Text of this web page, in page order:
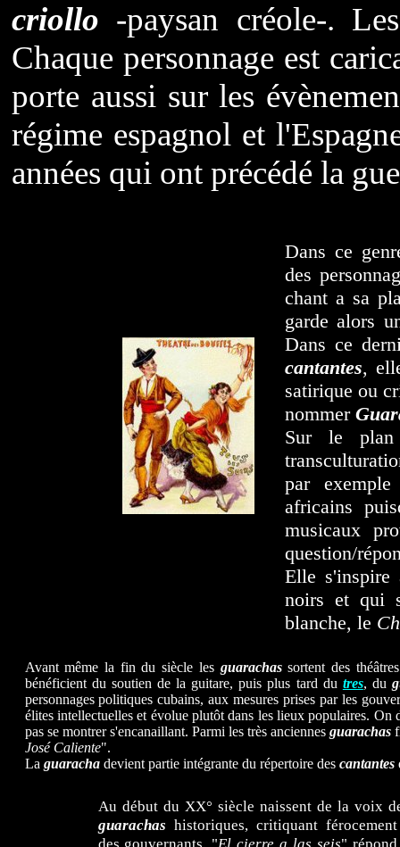
criollo -paysan créole-.
Chaque personnage est
porte aussi sur les
régime espagnol et
années qui ont précédé la
Dans ce
des
chant a sa
garde alors
Dans ce
cantantes,
satirique ou
nommer
Sur le
par
africains
musicaux
question/
Elle s'inspire
noirs et qui
blanche, le
Avant même la fin du siècle les guarachassortent des
bénéficient du soutien de la guitare, puis plus tard du tres, du
personnages politiques cubains, aux mesures prises par les
élites intellectuelles et évolue plutôt dans les lieux populaires. On
pas se montrer s'encanaillant. Parmi les très anciennes guarachas
José Caliente".
La guarachadevient partie intégrante du répertoire des cantantes
Au début du XX° siècle naissent de la voix
guarachas historiques, critiquant
des gouvernants. "El cierre a las seis"